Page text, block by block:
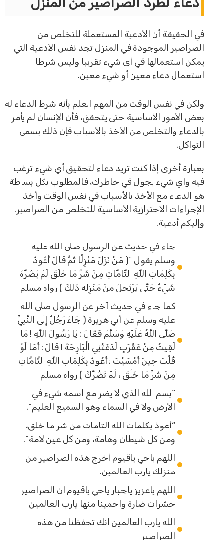
في الحقيقة أن الأدعية المستعملة للتخلص من
الصراصير الموجودة في المنزل تجد نفس الأدعية التي
يمكن استعمالها في أي شيء تقريبا وليس شرطا
استعمال دعاء معين أو شيء معين.
ولكن في نفس الوقت من المهم العلم بأنه شرط الدعاء له
بعض الأمور الأساسية حتى يتحقق، فأن الإنسان لم يأمر
بالدعاء والتخلص من الأخذ بالأسباب فإن ذلك يسمى
التواكل.
بعبارة أخرى إذا كنت تريد دعاء لتحقيق أي شيء ترغب
فيه واي شيء يجول في خاطرك، فالمطلوب بكل بساطة
هو الدعاء مع الأخذ بالأسباب في نفس الوقت وأخذ
الإجراءات الاحترازية الأساسية للتخلص من الصراصير.
وإليكم أدعية.
جاء في حديث عن الرسول صلى الله عليه
وسلم يقول “( مَنْ نَزَلَ مَنْزِلًا ثُمَّ قَالَ أَعُوذُ
بِكَلِمَاتِ اللَّهِ التَّامَّاتِ مِنْ شَرِّ مَا خَلَقَ لَمْ يَضُرَّهُ
شَيْءٌ حَتَّى يَرْتَحِلَ مِنْ مَنْزِلِهِ ذَلِكَ ) رواه مسلم
كما جاء في حديث آخر عن الرسول صلى الله
عليه وسلم عن أبي هريرة ( جَاءَ رَجُلٌ إِلَى النَّبِيِّ
صَلَّى اللَّهُ عَلَيْهِ وَسَلَّمَ فَقَالَ : يَا رَسُولَ اللَّهِ ! مَا
لَقِيتُ مِنْ عَقْرَبٍ لَدَغَتْنِي الْبَارِحَةَ ! قَالَ : أَمَا لَوْ
قُلْتَ حِينَ أَمْسَيْتَ : أَعُوذُ بِكَلِمَاتِ اللَّهِ التَّامَّاتِ
مِنْ شَرِّ مَا خَلَقَ ، لَمْ تَضُرَّكَ ) رواه مسلم
“بسم الله الذي لا يضر مع اسمه شيء في
الأرض ولا في السماء وهو السميع العليم”.
“أعوذ بكلمات الله التامات من شر ما خلق،
ومن كل شيطان وهامة، ومن كل عين لامة”.
اللهم ياحي ياقيوم أخرج هذه الصراصير من
منزلك يارب العالمين.
اللهم ياعزيز ياجبار ياحي ياقيوم ان الصراصير
حشرات ضارة واحمينا منها يارب العالمين
الله يارب العالمين انك تحفظنا من هذه
الصراصير